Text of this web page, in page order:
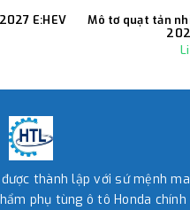
E:HEV
Mô tơ quạt tản
thành lập với sứ mệnh
phụ tùng ô tô Honda chính